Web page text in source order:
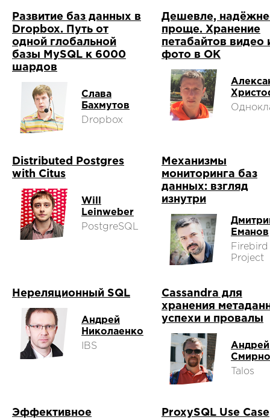
Развитие баз данных в
Dropbox. Путь от
одной глобальной
базы MySQL к 6000
шардов
Слава
Бахмутов
Dropbox
Дешевле,
проще. Хранение
петабайтов видео
фото в ОК
Distributed Postgres
with Citus
Will
Leinweber
PostgreSQL
Механизмы
мониторинга баз
данных: взгляд
изнутри
Еманов
Firebird
Project
Нереляционный SQL
Андрей
Николаенко
IBS
Cassandra для
хранения
успехи и провалы
Андрей
Talos
Эффективное
ProxySQL Use Case